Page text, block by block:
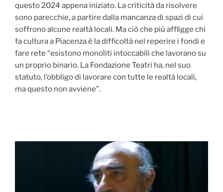
questo 2024 appena iniziato. La criticità da risolvere
sono parecchie, a partire dalla mancanza di spazi di cui
soffrono alcune realtà locali. Ma ciò che più affligge chi
fa cultura a Piacenza è la difficoltà nel reperire i fondi e
fare rete “esistono monoliti intoccabili che lavorano su
un proprio binario. La Fondazione Teatri ha, nel suo
statuto, l’obbligo di lavorare con tutte le realtà locali,
ma questo non avviene”.